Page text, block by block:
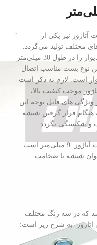
نیز یکی از
مختلف تولید می‌گردد.
بست اتاژور مخصوص اتصال شیشه به دیوار را در طول 30 میلی‌متر
نوع بست مناسب اتصال
روی دیوار است. لازم به ذکر است
موجب کیفیت بالا،
های قابل توجه این
قرار گرفتن شیشه
و شکستگی نگردد.
اندازه محل قرارگیری شیشه درون بست آتاژور 9 میلی‌متر است
شیشه با ضخامت
که در سه رنگ مختلف
به شرح زیر است: